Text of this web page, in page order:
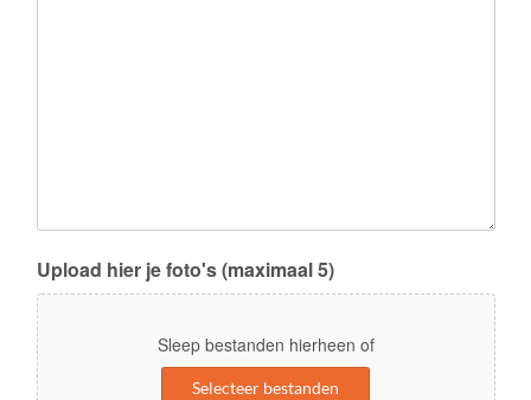
Upload hier je foto's (maximaal 5)
Sleep bestanden hierheen of
Selecteer bestanden